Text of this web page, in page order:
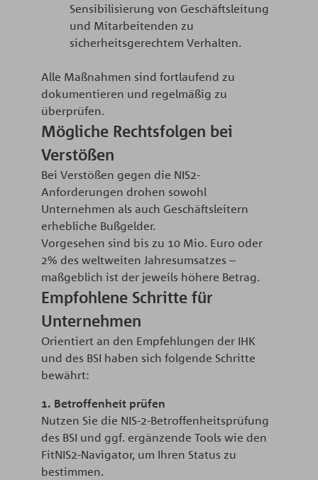
Sensibilisierung von Geschäftsleitung
und Mitarbeitenden zu
sicherheitsgerechtem Verhalten.​
Alle Maßnahmen sind fortlaufend zu
dokumentieren und regelmäßig zu
überprüfen.​
Mögliche Rechtsfolgen bei
Verstößen
Bei Verstößen gegen die NIS2-
Anforderungen drohen sowohl
Unternehmen als auch Geschäftsleitern
erhebliche Bußgelder.​
Vorgesehen sind bis zu 10 Mio. Euro oder
2% des weltweiten Jahresumsatzes –
maßgeblich ist der jeweils höhere Betrag.​
Empfohlene Schritte für
Unternehmen
Orientiert an den Empfehlungen der IHK
und des BSI haben sich folgende Schritte
bewährt:
1. Betroffenheit prüfen
Nutzen Sie die NIS-2-Betroffenheitsprüfung
des BSI und ggf. ergänzende Tools wie den
FitNIS2-Navigator, um Ihren Status zu
bestimmen.